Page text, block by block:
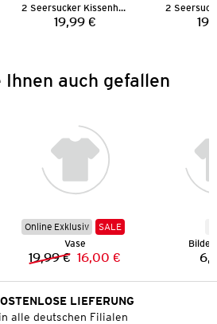
2 Seersucker Kissenhüllen
Preis:
19,99 €
Ihnen auch gefallen
Online Exklusiv
SALE
Vase
Vorheriger Preis:
19,99 € Neuer Preis:
16,00 €
LIEFERUNG
in alle deutschen Filialen